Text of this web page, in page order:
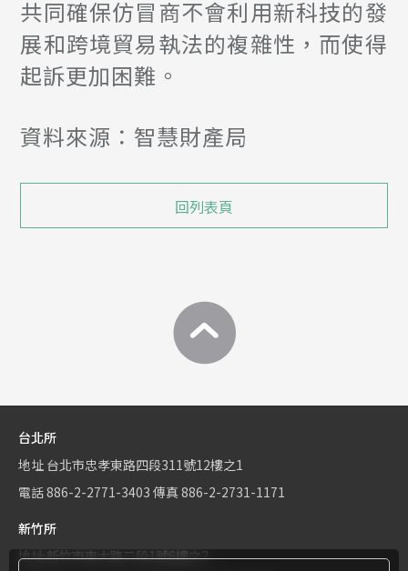
共同確保仿冒商不會利用新科技的發
展和跨境貿易執法的複雜性，而使得
起訴更加困難。
資料來源：智慧財產局
回列表頁
台北所
地址 台北市忠孝東路四段311號12樓之1
電話886-2-2771-3403 傳真 886-2-2731-1171
新竹所
地址新竹市東大路二段1號6樓之2